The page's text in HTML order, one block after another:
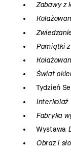
Zabawy z
Pamiątki
Świat
Tydzień
Interkolaż
Fabryka
Wystawa
Obraz i